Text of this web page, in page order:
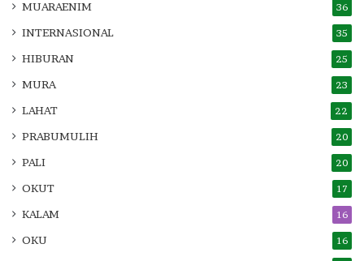
MUARAENIM 36
INTERNASIONAL 35
HIBURAN 25
MURA 23
LAHAT 22
PRABUMULIH 20
PALI 20
OKUT 17
KALAM 16
OKU 16